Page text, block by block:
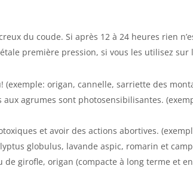
du coude. Si après 12 à 24 heures rien
première pression, si vous les utilisez sur
origan, cannelle, sarriette des
agrumes sont photosensibilisantes.
et avoir des actions abortives.
globulus, lavande aspic, romarin et
girofle, origan (compacte à long terme et